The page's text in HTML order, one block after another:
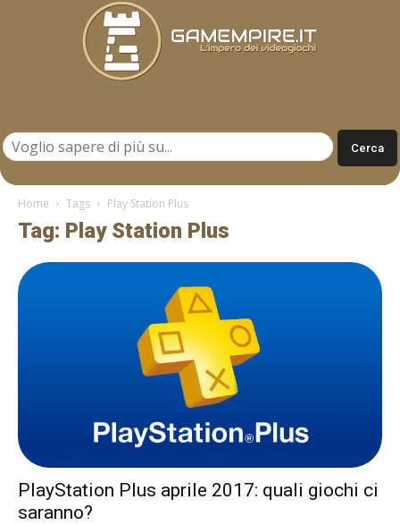
Home Tags Play Station Plus
Tag: Play Station Plus
PlayStation Plus aprile 2017: quali giochi ci
saranno?